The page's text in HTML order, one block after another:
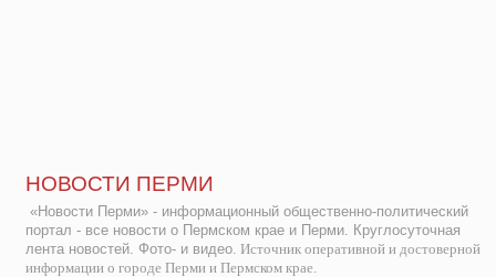
НОВОСТИ ПЕРМИ
«Новости Перми» - информационный общественно-политический
портал - все новости о Пермском крае и Перми. Круглосуточная
лента новостей. Фото- и видео. Источник оперативной и достоверной
информации о городе Перми и Пермском крае.